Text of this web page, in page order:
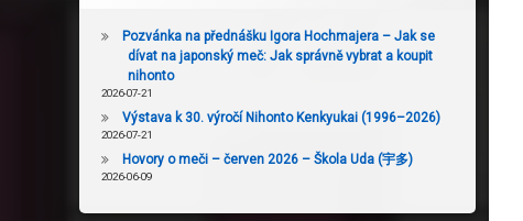
Pozvánka na přednášku Igora Hochmajera – Jak se
dívat na japonský meč: Jak správně vybrat a koupit
nihonto
2026-07-21
Výstava k 30. výročí Nihonto Kenkyukai (1996–2026)
2026-07-21
Hovory o meči – červen 2026 – Škola Uda (宇多)
2026-06-09